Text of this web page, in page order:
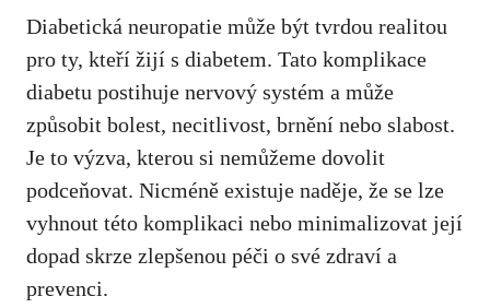
Diabetická neuropatie může ​být tvrdou ‌realitou
pro ty, ⁤kteří žijí s⁣ diabetem. Tato komplikace
diabetu postihuje nervový systém a může
způsobit⁢ bolest, necitlivost, brnění⁣ nebo ‌slabost.​
Je to výzva, kterou ⁢si nemůžeme dovolit
podceňovat. Nicméně existuje naděje, ⁣že se lze
‌vyhnout této komplikaci nebo minimalizovat⁢ její
dopad ⁢skrze zlepšenou‍ péči‍ o své​ zdraví a
prevenci.